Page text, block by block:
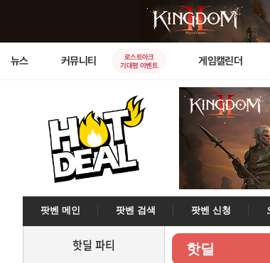
뉴스 커뮤니티
로스트아크
기대평 이벤트
게임캘린더
팟벤 메인 팟벤 검색 팟벤 신청
핫딜 파티 핫딜